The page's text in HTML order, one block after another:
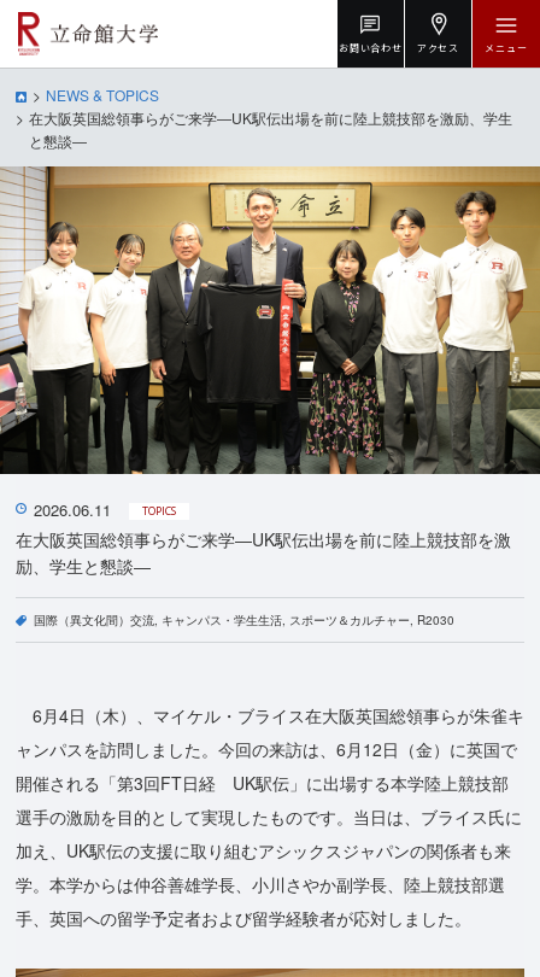
お問い合わせ アクセス メニュー
NEWS & TOPICS
在大阪英国総領事らがご来学―UK駅伝出場を前に陸上競技部を激励、学生
と懇談―
2026.06.11 TOPICS
在大阪英国総領事らがご来学―UK駅伝出場を前に陸上競技部を激
励、学生と懇談―
国際（異文化間）交流 キャンパス・学生生活 スポーツ＆カルチャー R2030
6月4日（木）、マイケル・ブライス在大阪英国総領事らが朱雀キ
ャンパスを訪問しました。今回の来訪は、6月12日（金）に英国で
開催される「第3回FT日経 UK駅伝」に出場する本学陸上競技部
選手の激励を目的として実現したものです。当日は、ブライス氏に
加え、UK駅伝の支援に取り組むアシックスジャパンの関係者も来
学。本学からは仲谷善雄学長、小川さやか副学長、陸上競技部選
手、英国への留学予定者および留学経験者が応対しました。